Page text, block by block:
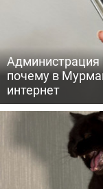
Администрация
почему в
интернет